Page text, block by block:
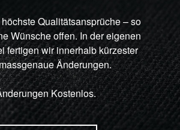
Qualitätsansprüche – so
Wünsche offen. In der eigenen
fertigen wir innerhalb kürzester
Änderungen.
Kostenlos.